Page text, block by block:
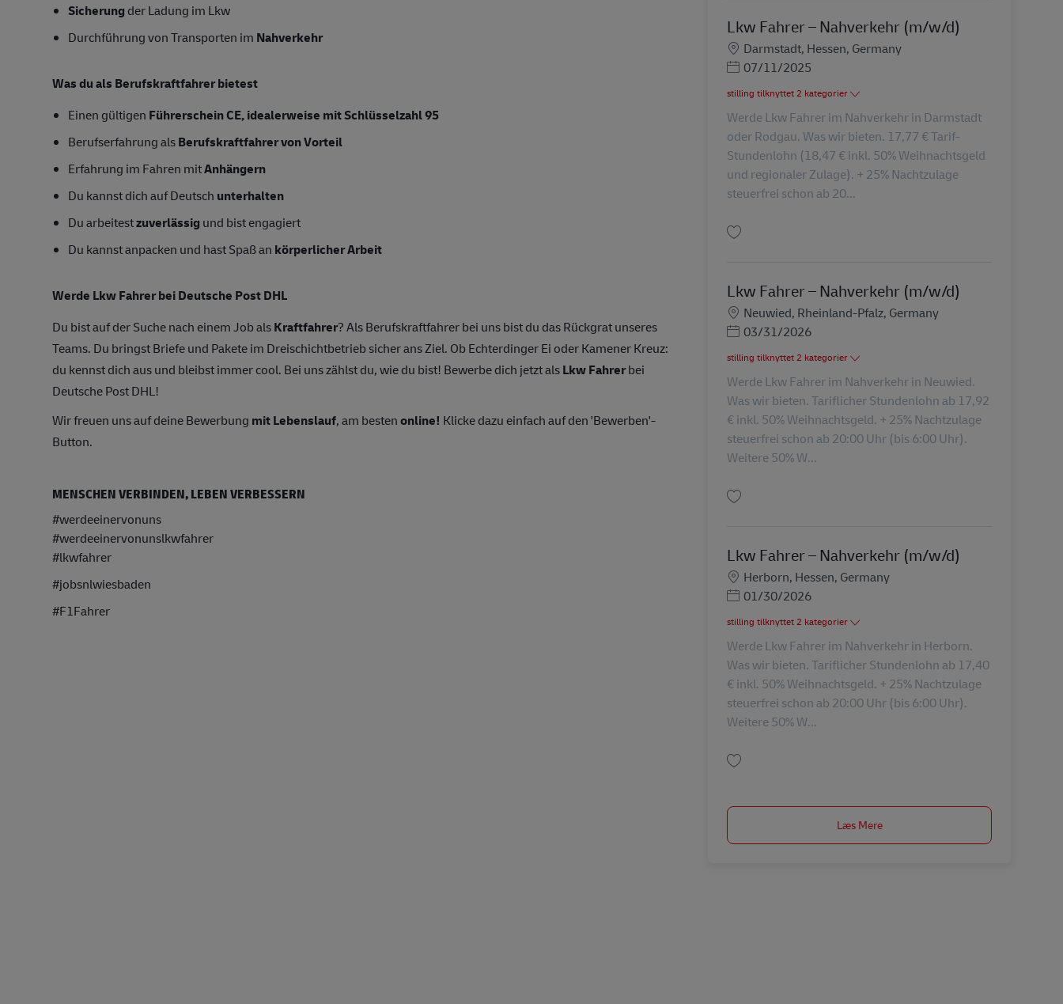
Sicherung der Ladung im Lkw
Durchführung von Transporten im Nahverkehr
Was du als Berufskraftfahrer bietest
Einen gültigen Führerschein CE, idealerweise mit Schlüsselzahl 95
Berufserfahrung alsBerufskraftfahrer von Vorteil
Erfahrung im Fahren mitAnhängern
Du kannst dich auf Deutsch unterhalten
Du arbeitestzuverlässig und bist engagiert
Du kannst anpacken und hast Spaß an körperlicher Arbeit
Werde Lkw Fahrer bei Deutsche Post DHL
Du bist auf der Suche nach einem Job alsKraftfahrer? Als Berufskraftfahrer bei uns bist du das Rückgrat unseres
Teams. Du bringst Briefe und Pakete im Dreischichtbetrieb sicher ans Ziel. Ob Echterdinger Ei oder Kamener Kreuz:
du kennst dich aus und bleibst immer cool. Bei uns zählst du, wie du bist! Bewerbe dich jetzt alsLkw Fahrerbei
Deutsche Post DHL!
Wir freuen uns auf deine Bewerbung mit Lebenslauf, am bestenonline! Klicke dazu einfach auf den 'Bewerben'-
Button.
MENSCHEN VERBINDEN, LEBEN VERBESSERN
#werdeeinervonuns
#werdeeinervonunslkwfahrer
#lkwfahrer
#jobsnlwiesbaden
#F1Fahrer
Lkw Fahrer – Nahverkehr (m/w/d)
Lokation
Darmstadt, Hessen, Germany
Posted Date
07/11/2025
stilling tilknyttet 2 kategorier
Werde Lkw Fahrer im Nahverkehr in Darmstadt
oder Rodgau. Was wir bieten. 17,77 € Tarif-
Stundenlohn (18,47 € inkl. 50% Weihnachtsgeld
und regionaler Zulage). + 25% Nachtzulage
steuerfrei schon ab 20...
Lkw Fahrer – Nahverkehr (m/w/d)
Lokation
Neuwied, Rheinland-Pfalz, Germany
Posted Date
03/31/2026
stilling tilknyttet 2 kategorier
Werde Lkw Fahrer im Nahverkehr in Neuwied.
Was wir bieten. Tariflicher Stundenlohn ab 17,92
€ inkl. 50% Weihnachtsgeld. + 25% Nachtzulage
steuerfrei schon ab 20:00 Uhr (bis 6:00 Uhr).
Weitere 50% W...
Lkw Fahrer – Nahverkehr (m/w/d)
Lokation
Herborn, Hessen, Germany
Posted Date
01/30/2026
stilling tilknyttet 2 kategorier
Werde Lkw Fahrer im Nahverkehr in Herborn.
Was wir bieten. Tariflicher Stundenlohn ab 17,40
€ inkl. 50% Weihnachtsgeld. + 25% Nachtzulage
steuerfrei schon ab 20:00 Uhr (bis 6:00 Uhr).
Weitere 50% W...
Læs Mere